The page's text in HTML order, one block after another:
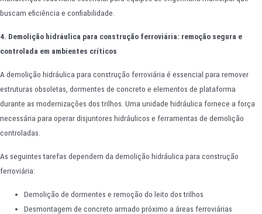
buscam eficiência e confiabilidade.
4. Demolição hidráulica para construção ferroviária: remoção segura e
controlada em ambientes críticos
A demolição hidráulica para construção ferroviária é essencial para remover
estruturas obsoletas, dormentes de concreto e elementos de plataforma
durante as modernizações dos trilhos. Uma unidade hidráulica fornece a força
necessária para operar disjuntores hidráulicos e ferramentas de demolição
controladas.
As seguintes tarefas dependem da demolição hidráulica para construção
ferroviária:
Demolição de dormentes e remoção do leito dos trilhos
Desmontagem de concreto armado próximo a áreas ferroviárias